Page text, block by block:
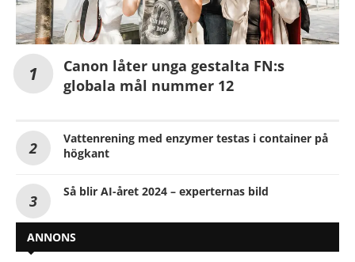
Canon låter unga gestalta FN:s
globala mål nummer 12
Vattenrening med enzymer testas i container på
högkant
Så blir AI-året 2024 – experternas bild
ANNONS